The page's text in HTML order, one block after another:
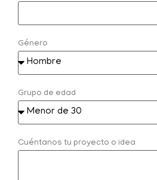
Género
Grupo de edad
Cuéntanos tu proyecto o idea